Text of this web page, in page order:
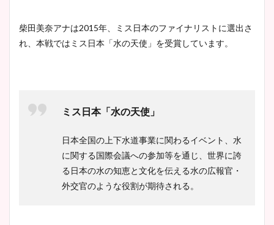
柴田美奈アナは2015年、ミス日本のファイナリストに選出さ
れ、本戦ではミス日本「水の天使」を受賞しています。
ミス日本「水の天使」
日本全国の上下水道事業に関わるイベント、水
に関する国際会議への参加等を通じ、世界に誇
る日本の水の知恵と文化を伝える水の広報官・
外交官のような役割が期待される。